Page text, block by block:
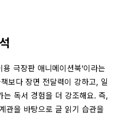
극장판 애니메이션북’이라는
보다 장면 전달력이 강하고, 일
는 독서 경험을 더 강조해요. 즉,
관을 바탕으로 글 읽기 습관을